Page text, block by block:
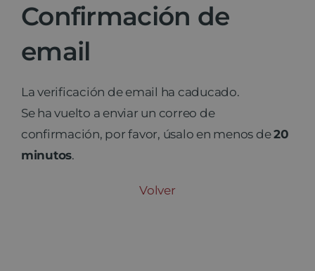
Contacto
Confirmación de
email
La verificación de email ha caducado.
Se ha vuelto a enviar un correo de
confirmación, por favor, úsalo en menos de20
minutos.
Volver